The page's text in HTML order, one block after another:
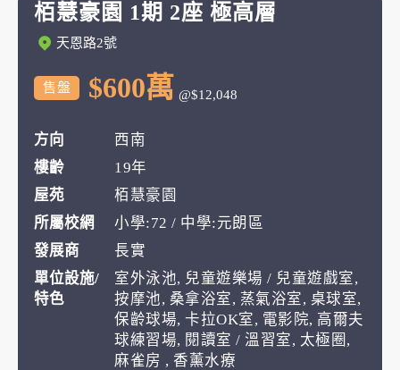
栢慧豪園 1期 2座 極高層
天恩路2號
售盤 $600萬 @$12,048
方向
西南
樓齡
19年
屋苑
栢慧豪園
所屬校網
小學:72 / 中學:元朗區
發展商
長實
單位設施/
特色
室外泳池, 兒童遊樂場 / 兒童遊戲室,
按摩池, 桑拿浴室, 蒸氣浴室, 桌球室,
保齡球場, 卡拉OK室, 電影院, 高爾夫
球練習場, 閱讀室 / 溫習室, 太極圈,
麻雀房 , 香薰水療